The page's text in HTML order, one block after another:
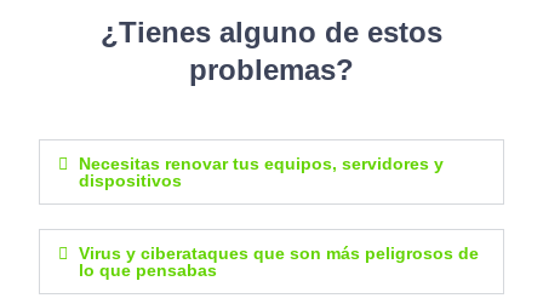
¿Tienes alguno de estos
problemas?
Necesitas renovar tus equipos, servidores y
dispositivos
Virus y ciberataques que son más peligrosos de
lo que pensabas